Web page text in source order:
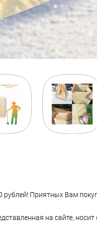
рублей! Приятных Вам
на сайте,